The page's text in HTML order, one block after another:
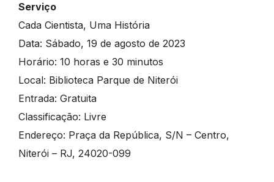
Serviço
Cada Cientista, Uma História
Data: Sábado, 19 de agosto de 2023
Horário: 10 horas e 30 minutos
Local: Biblioteca Parque de Niterói
Entrada: Gratuita
Classificação: Livre
Endereço: Praça da República, S/N – Centro,
Niterói – RJ, 24020-099